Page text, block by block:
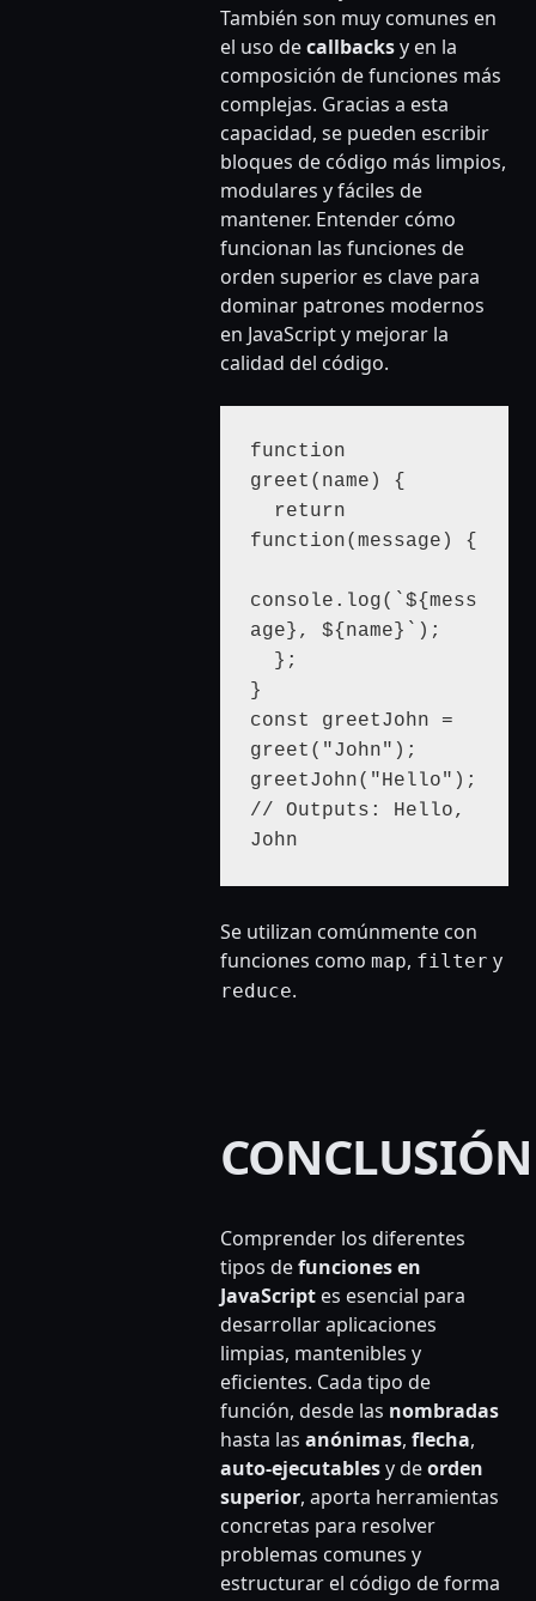
También son muy comunes en
el uso decallbacksy en la
composición de funciones más
complejas. Gracias a esta
capacidad, se pueden escribir
bloques de código más limpios,
modulares y fáciles de
mantener. Entender cómo
funcionan las funciones de
orden superior es clave para
dominar patrones modernos
en JavaScript y mejorar la
calidad del código.
function
greet(name) {
function(message) {
console.log(`${mess
age}, ${name}`);
}
const greetJohn =
greet("John");
greetJohn("Hello");
// Outputs: Hello,
John
Se utilizan comúnmente con
funciones como map, filter y
reduce.
CONCLUSIÓN
Comprender los diferentes
tipos defunciones en
JavaScriptes esencial para
desarrollar aplicaciones
limpias, mantenibles y
eficientes. Cada tipo de
función, desde las nombradas
hasta las anónimas, flecha,
auto-ejecutablesy deorden
superior, aporta herramientas
concretas para resolver
problemas comunes y
estructurar el código de forma